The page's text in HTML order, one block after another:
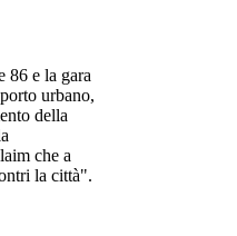
86 e la gara
urbano,
della
che a
la città".